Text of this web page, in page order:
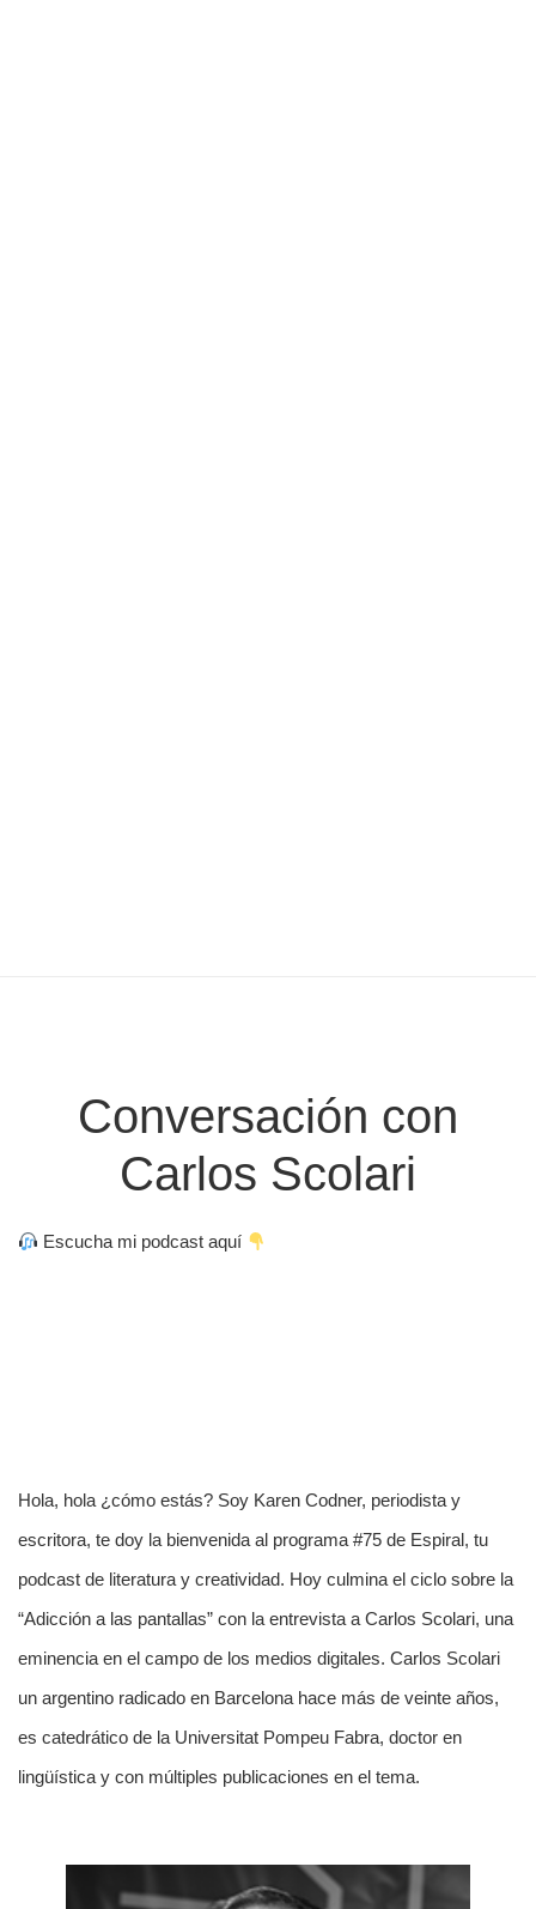
Conversación con
Carlos Scolari
Escucha mi podcast aquí
Hola, hola ¿cómo estás? Soy Karen Codner, periodista y
escritora, te doy la bienvenida al programa #75 de Espiral, tu
podcast de literatura y creatividad. Hoy culmina el ciclo sobre la
“Adicción a las pantallas” con la entrevista a Carlos Scolari, una
eminencia en el campo de los medios digitales. Carlos Scolari
un argentino radicado en Barcelona hace más de veinte años,
es catedrático de la Universitat Pompeu Fabra, doctor en
lingüística y con múltiples publicaciones en el tema.